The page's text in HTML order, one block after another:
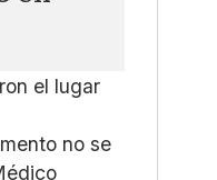
el lugar
no se